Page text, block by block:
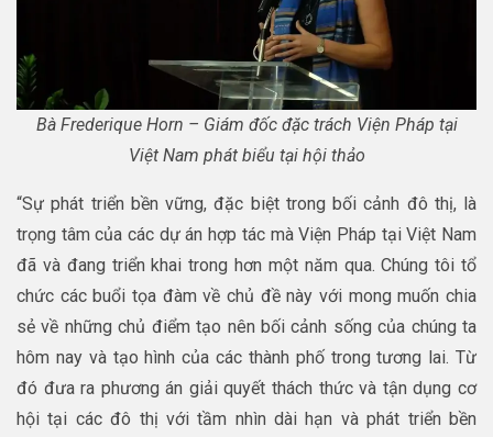
Bà Frederique Horn – Giám đốc đặc trách Viện Pháp tại
Việt Nam phát biểu tại hội thảo
“Sự phát triển bền vững, đặc biệt trong bối cảnh đô thị, là
trọng tâm của các dự án hợp tác mà Viện Pháp tại Việt Nam
đã và đang triển khai trong hơn một năm qua. Chúng tôi tổ
chức các buổi tọa đàm về chủ đề này với mong muốn chia
sẻ về những chủ điểm tạo nên bối cảnh sống của chúng ta
hôm nay và tạo hình của các thành phố trong tương lai. Từ
đó đưa ra phương án giải quyết thách thức và tận dụng cơ
hội tại các đô thị với tầm nhìn dài hạn và phát triển bền